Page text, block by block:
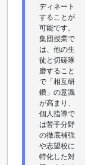
ディネート
することが
可能です。
集団授業で
は、他の生
徒と切磋琢
磨すること
で「相互研
鑽」の意識
が高まり、
個人指導で
は苦手分野
の徹底補強
や志望校に
特化した対